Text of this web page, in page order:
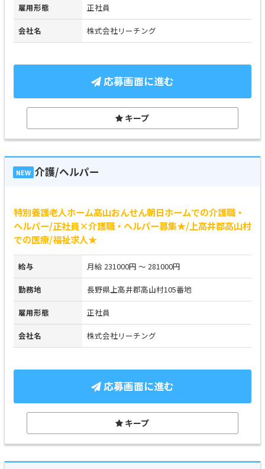
雇用形態 正社員
会社名 株式会社リーチング
応募画面に進む
キープ
NEW 介護/ヘルパー
特別養護老人ホーム高山おんせん朝日ホームでの介護職・
ヘルパー/正社員×介護職・ヘルパー募集★/上高井郡高山村
での医療/福祉求人★
給与 月給 231000円 ～ 281000円
勤務地 長野県上高井郡高山村105番地
雇用形態 正社員
会社名 株式会社リーチング
応募画面に進む
キープ